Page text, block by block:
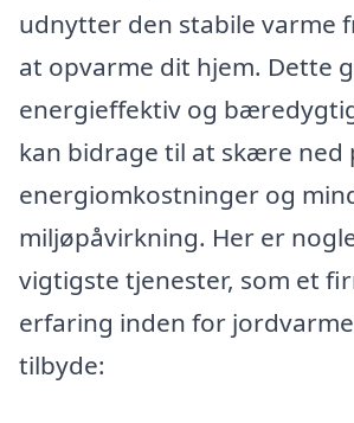
udnytter den stabile varme
at opvarme dit hjem. Dette
energieffektiv og
kan bidrage til at skære ned
energiomkostninger og
miljøpåvirkning. Her er
vigtigste tjenester, som et
erfaring inden for
tilbyde: